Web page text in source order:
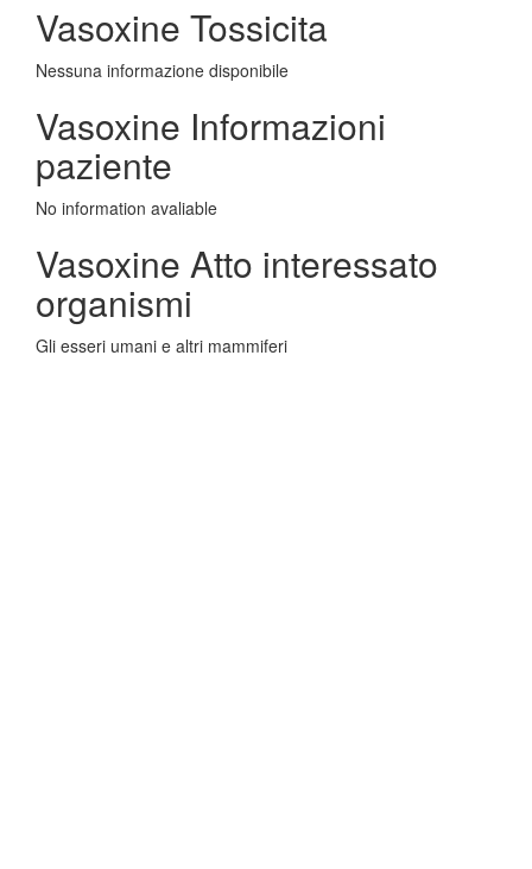
Vasoxine Tossicita
Nessuna informazione disponibile
Vasoxine Informazioni
paziente
No information avaliable
Vasoxine Atto interessato
organismi
Gli esseri umani e altri mammiferi